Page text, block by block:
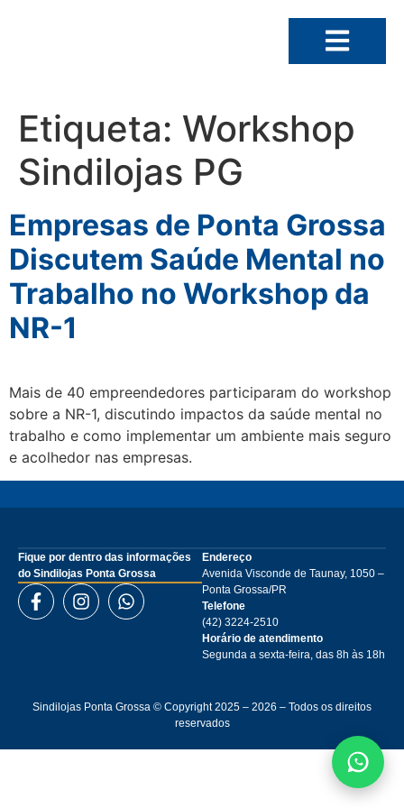
Etiqueta: Workshop
Sindilojas PG
Empresas de Ponta Grossa
Discutem Saúde Mental no
Trabalho no Workshop da
NR-1
Mais de 40 empreendedores participaram do workshop
sobre a NR-1, discutindo impactos da saúde mental no
trabalho e como implementar um ambiente mais seguro
e acolhedor nas empresas.
Fique por dentro das informações
do Sindilojas Ponta Grossa
Endereço
Avenida Visconde de Taunay, 1050 –
Ponta Grossa/PR
Telefone
(42) 3224-2510
Horário de atendimento
Segunda a sexta-feira, das 8h às 18h
Sindilojas Ponta Grossa © Copyright 2025 – 2026 – Todos os direitos
reservados